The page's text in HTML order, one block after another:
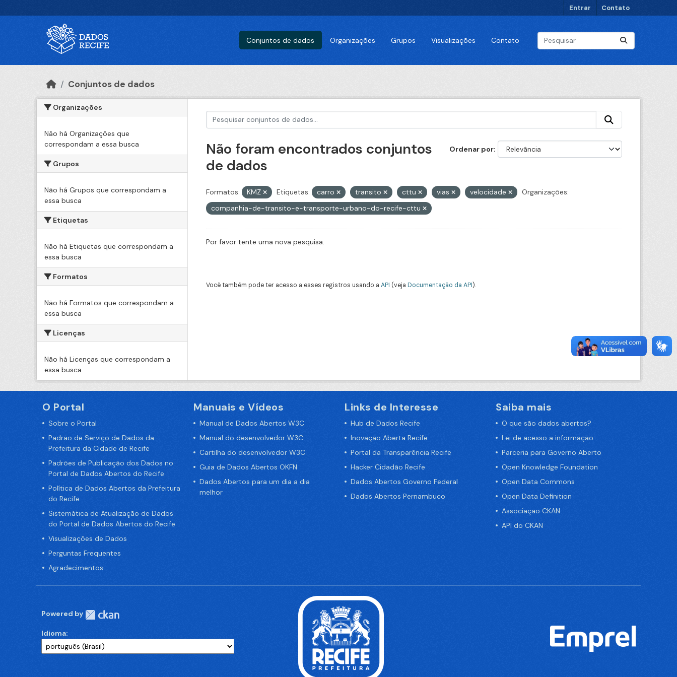
Entrar Contato
Conjuntos de dados Organizações Grupos Visualizações Contato
Conjuntos de dados
Organizações
Não há Organizações que
correspondam a essa busca
Grupos
Não há Grupos que correspondam a
essa busca
Etiquetas
Não há Etiquetas que correspondam a
essa busca
Formatos
Não há Formatos que correspondam a
essa busca
Licenças
Não há Licenças que correspondam a
essa busca
Ordenar por
Não foram encontrados conjuntos
de dados
Formatos: KMZ Etiquetas: carro transito cttu vias velocidade
Organizações:
companhia-de-transito-e-transporte-urbano-do-recife-cttu
Por favor tente uma nova pesquisa.
Você também pode ter acesso a esses registros usando a API (veja Documentação da API).
O Portal
Sobre o Portal
Padrão de Serviço de Dados da
Prefeitura da Cidade de Recife
Padrões de Publicação dos Dados no
Portal de Dados Abertos do Recife
Política de Dados Abertos da Prefeitura
do Recife
Sistemática de Atualização de Dados
do Portal de Dados Abertos do Recife
Visualizações de Dados
Perguntas Frequentes
Agradecimentos
Manuais e Vídeos
Manual de Dados Abertos W3C
Manual do desenvolvedor W3C
Cartilha do desenvolvedor W3C
Guia de Dados Abertos OKFN
Dados Abertos para um dia a dia
melhor
Links de Interesse
Hub de Dados Recife
Inovação Aberta Recife
Portal da Transparência Recife
Hacker Cidadão Recife
Dados Abertos Governo Federal
Dados Abertos Pernambuco
Saiba mais
O que são dados abertos?
Lei de acesso a informação
Parceria para Governo Aberto
Open Knowledge Foundation
Open Data Commons
Open Data Definition
Associação CKAN
API do CKAN
Powered by
Idioma